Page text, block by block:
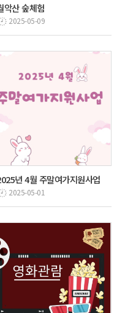
악산 숲체험
2025-05-09
년 4월 주말여가지원사업
2025-05-01